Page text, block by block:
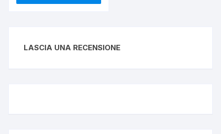
LASCIA UNA RECENSIONE